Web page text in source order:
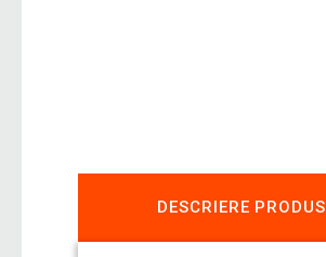
DESCRIERE PRODUS